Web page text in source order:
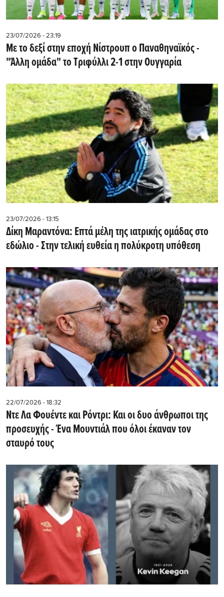
23/07/2026 - 23:19
Με το δεξί στην εποχή Νίστρουπ ο Παναθηναϊκός -
"Άλλη ομάδα" το Τριφύλλι 2-1 στην Ουγγαρία
23/07/2026 - 13:15
Δίκη Μαραντόνα: Επτά μέλη της ιατρικής ομάδας στο
εδώλιο - Στην τελική ευθεία η πολύκροτη υπόθεση
22/07/2026 - 18:32
Nτε Λα Φουέντε και Ρόντρι: Και οι δυο άνθρωποι της
προσευχής - Ένα Μουντιάλ που όλοι έκαναν τον
σταυρό τους